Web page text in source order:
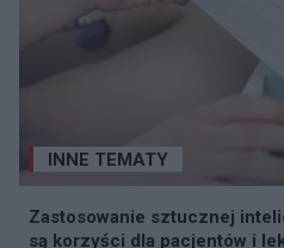
INNE TEMATY
Zastosowanie sztucznej
są korzyści dla pacjentów i